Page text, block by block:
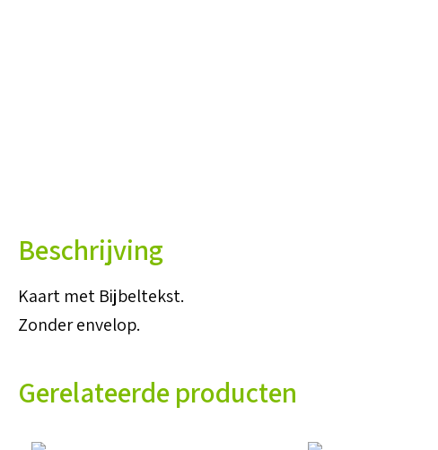
Beschrijving
Kaart met Bijbeltekst.
Zonder envelop.
Gerelateerde producten